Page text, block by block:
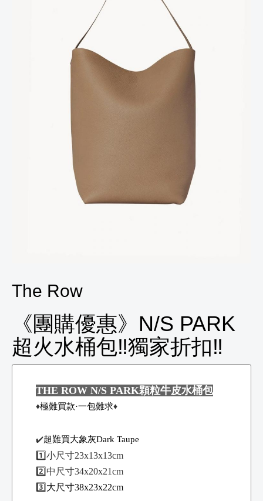
The Row
《團購優惠》N/S PARK
超火水桶包‼️獨家折扣‼️
THE ROW N/S PARK顆粒牛皮水桶包
♦️極難買款·一包難求♦️
✔️超難買大象灰Dark Taupe
1️⃣小尺寸23x13x13cm
2️⃣中尺寸34x20x21cm
3️⃣ 大尺寸38x23x22cm